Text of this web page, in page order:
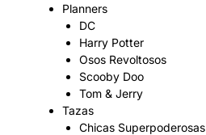
Planners
DC
Harry Potter
Osos Revoltosos
Scooby Doo
Tom & Jerry
Tazas
Chicas Superpoderosas